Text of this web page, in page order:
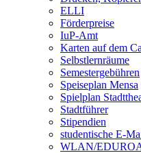
ELLI
Förderpreise
IuP-Amt
Karten auf dem
Selbstlernräume
Semestergebühren
Speiseplan Mensa
Spielplan
Stadtführer
Stipendien
studentische E-
WLAN/